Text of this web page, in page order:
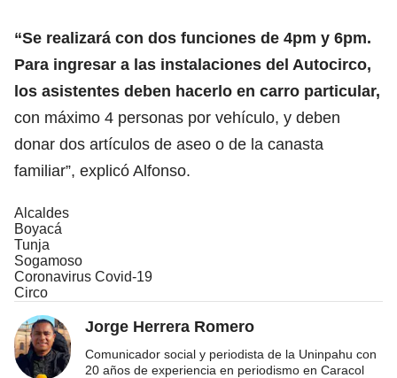
“Se realizará con dos funciones de 4pm y 6pm.
Para ingresar a las instalaciones del Autocirco,
los asistentes deben hacerlo en carro particular,
con máximo 4 personas por vehículo, y deben
donar dos artículos de aseo o de la canasta
familiar”, explicó Alfonso.
Alcaldes
Boyacá
Tunja
Sogamoso
Coronavirus Covid-19
Circo
Jorge Herrera Romero
Comunicador social y periodista de la Uninpahu con
20 años de experiencia en periodismo en Caracol